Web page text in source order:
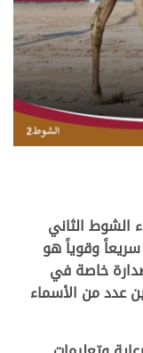
الشوط الثاني
وقوياً هو
خاصة في
عدد من الأسماء